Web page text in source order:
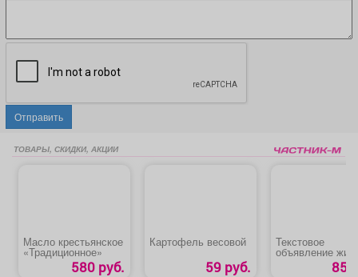
Отправить
ТОВАРЫ, СКИДКИ, АКЦИИ
Масло крестьянское
«Традиционное»
580 руб.
Картофель весовой
59 руб.
Текстовое
объявление
85